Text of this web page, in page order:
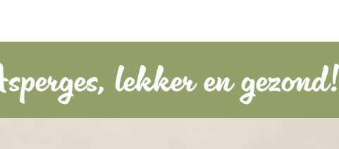
lekker en gezond!